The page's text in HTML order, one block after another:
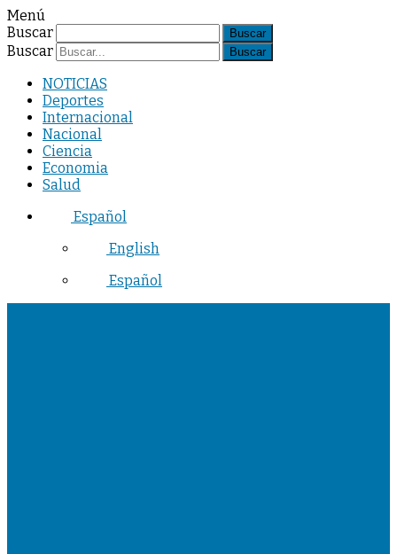
Menú
Buscar
Buscar
NOTICIAS
Deportes
Internacional
Nacional
Ciencia
Economia
Salud
Español
English
Español